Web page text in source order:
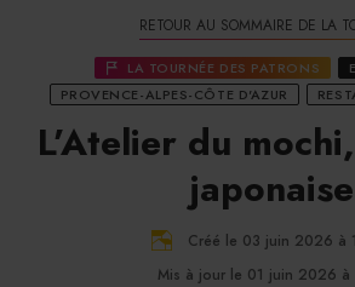
RETOUR AU SOMMAIRE DE LA
LA TOURNÉE DES PATRONS
PROVENCE-ALPES-CÔTE D'AZUR
L’Atelier du
japonaise
Créé le 03 juin 2026 à
Mis à jour le 01 juin 2026 à